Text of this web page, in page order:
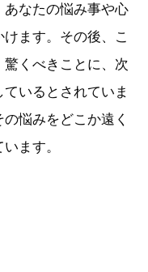
あなたの悩み事や心
ます。その後、こ
くべきことに、次
いるとされていま
悩みをどこか遠く
ます。